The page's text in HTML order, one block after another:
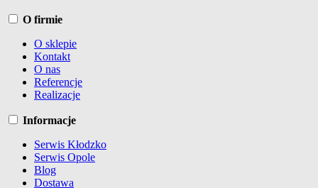
O firmie
O sklepie
Kontakt
O nas
Referencje
Realizacje
Informacje
Serwis Kłodzko
Serwis Opole
Blog
Dostawa